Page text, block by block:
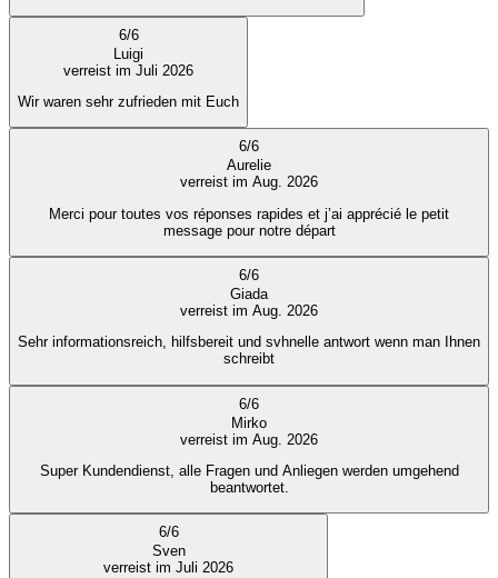
6/6
Luigi
verreist im Juli 2026
Wir waren sehr zufrieden mit Euch
6/6
Aurelie
verreist im Aug. 2026
Merci pour toutes vos réponses rapides et j’ai apprécié le petit
message pour notre départ
6/6
Giada
verreist im Aug. 2026
Sehr informationsreich, hilfsbereit und svhnelle antwort wenn man Ihnen
schreibt
6/6
Mirko
verreist im Aug. 2026
Super Kundendienst, alle Fragen und Anliegen werden umgehend
beantwortet.
6/6
Sven
verreist im Juli 2026